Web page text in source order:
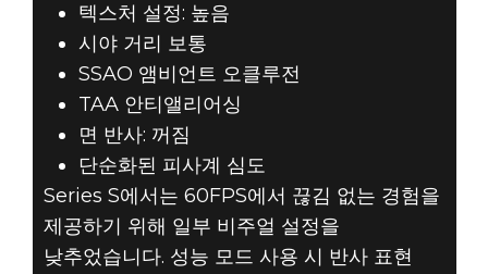
텍스처 설정: 높음
시야 거리 보통
SSAO 앰비언트 오클루전
TAA 안티앨리어싱
면 반사: 꺼짐
단순화된 피사계 심도
Series S에서는 60FPS에서 끊김 없는 경험을
제공하기 위해 일부 비주얼 설정을
낮추었습니다. 성능 모드 사용 시 반사 표현